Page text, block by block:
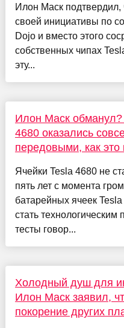
Илон Маск подтвердил,
своей инициативы по
Dojo и вместо этого
собственных чипах
эту...
Илон Маск обманул?
4680 оказались
передовыми, как это
Ячейки Tesla 4680 не
пять лет с момента
батарейных ячеек
стать
тесты говор...
Холодный душ для
Илон Маск заявил,
покорение других